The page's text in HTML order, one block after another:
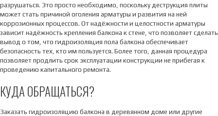
разрушаться. Это просто необходимо, поскольку деструкция плиты
может стать причиной оголения арматуры и развития на ней
коррозионных процессов. От надёжности и целостности арматуры
зависит надёжность крепления балкона к стене, что позволяет сделать
вывод о том, что гидроизоляция пола балкона обеспечивает
безопасность тех, кто им пользуется. Более того, данная процедура
позволяет продлить срок эксплуатации конструкции не прибегая к
проведению капитального ремонта.
КУДА ОБРАЩАТЬСЯ?
Заказать гидроизоляцию балкона в деревянном доме или другие